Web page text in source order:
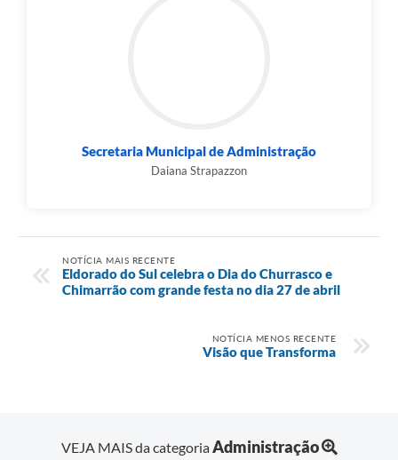
Secretaria Municipal de Administração
Daiana Strapazzon
NOTÍCIA MAIS RECENTE
Eldorado do Sul celebra o Dia do Churrasco e
Chimarrão com grande festa no dia 27 de abril
NOTÍCIA MENOS RECENTE
Visão que Transforma
VEJA MAIS da categoriaAdministração